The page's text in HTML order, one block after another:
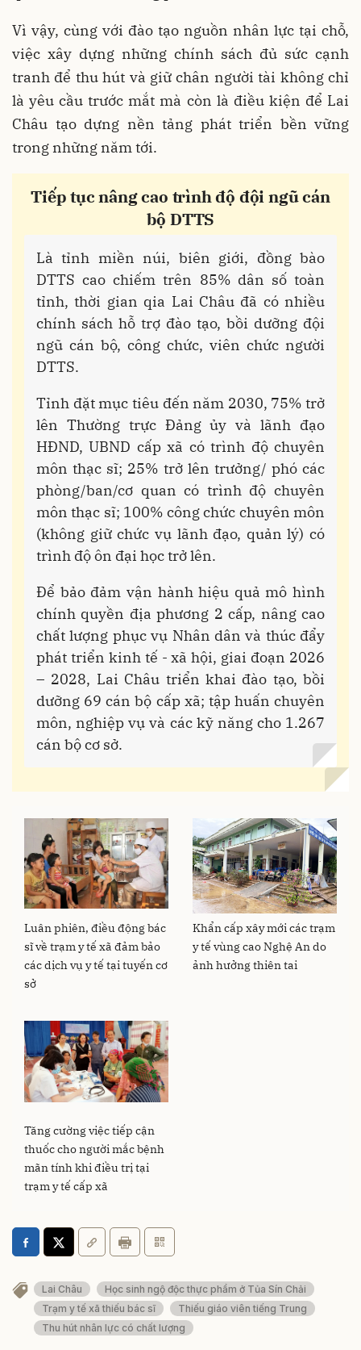
Vì vậy, cùng với đào tạo nguồn nhân lực tại chỗ,
việc xây dựng những chính sách đủ sức cạnh
tranh để thu hút và giữ chân người tài không chỉ
là yêu cầu trước mắt mà còn là điều kiện để Lai
Châu tạo dựng nền tảng phát triển bền vững
trong những năm tới.
Tiếp tục nâng cao trình độ đội ngũ cán
bộ DTTS
Là tỉnh miền núi, biên giới, đồng bào
DTTS cao chiếm trên 85% dân số toàn
tỉnh, thời gian qia Lai Châu đã có nhiều
chính sách hỗ trợ đào tạo, bồi dưỡng đội
ngũ cán bộ, công chức, viên chức người
DTTS.
Tỉnh đặt mục tiêu đến năm 2030, 75% trở
lên Thường trực Đảng ủy và lãnh đạo
HĐND, UBND cấp xã có trình độ chuyên
môn thạc sĩ; 25% trở lên trưởng/ phó các
phòng/ban/cơ quan có trình độ chuyên
môn thạc sĩ; 100% công chức chuyên môn
(không giữ chức vụ lãnh đạo, quản lý) có
trình độ ôn đại học trở lên.
Để bảo đảm vận hành hiệu quả mô hình
chính quyền địa phương 2 cấp, nâng cao
chất lượng phục vụ Nhân dân và thúc đẩy
phát triển kinh tế - xã hội, giai đoạn 2026
– 2028, Lai Châu triển khai đào tạo, bồi
dưỡng 69 cán bộ cấp xã; tập huấn chuyên
môn, nghiệp vụ và các kỹ năng cho 1.267
cán bộ cơ sở.
Luân phiên, điều động bác
sĩ về trạm y tế xã đảm bảo
các dịch vụ y tế tại tuyến cơ
sở
Khẩn cấp xây mới các trạm
y tế vùng cao Nghệ An do
ảnh hưởng thiên tai
Tăng cường việc tiếp cận
thuốc cho người mắc bệnh
mãn tính khi điều trị tại
trạm y tế cấp xã
Lai Châu
Học sinh ngộ độc thực phẩm ở Tủa Sín Chải
Trạm y tế xã thiếu bác sĩ
Thiếu giáo viên tiếng Trung
Thu hút nhân lực có chất lượng